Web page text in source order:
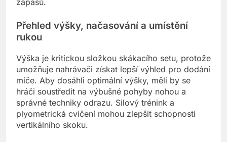
zápasů.
Přehled výšky, načasování a umístění
rukou
Výška je kritickou složkou skákacího setu, protože
umožňuje nahrávači získat lepší výhled pro dodání
míče. Aby dosáhli optimální výšky, měli by se
hráči soustředit na výbušné pohyby nohou a
správné techniky odrazu. Silový trénink a
plyometrická cvičení mohou zlepšit schopnosti
vertikálního skoku.